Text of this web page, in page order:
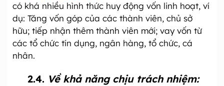
có khá nhiều hình thức huy động vốn linh hoạt, ví
dụ: Tăng vốn góp của các thành viên, chủ sở
hữu; tiếp nhận thêm thành viên mới; vay vốn từ
các tổ chức tín dụng, ngân hàng, tổ chức, cá
nhân.
2.4. Về khả năng chịu trách nhiệm: